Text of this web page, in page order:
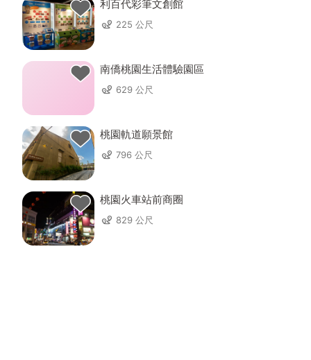
利百代彩筆文創館
225 公尺
南僑桃園生活體驗園區
629 公尺
桃園軌道願景館
796 公尺
桃園火車站前商圈
829 公尺